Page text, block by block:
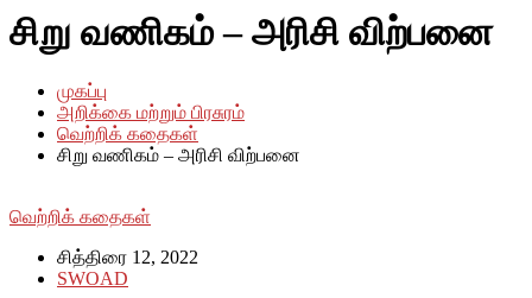
சிறு வணிகம் – அரிசி விற்பனை
முகப்பு
அறிக்கை மற்றும் பிரசுரம்
வெற்றிக் கதைகள்
சிறு வணிகம் – அரிசி விற்பனை
வெற்றிக் கதைகள்
சித்திரை 12, 2022
SWOAD